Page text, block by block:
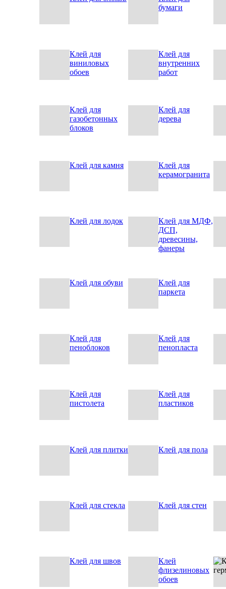
бумаги
Клей для
виниловых
обоев
Клей для
внутренних
работ
Клей для
газобетонных
блоков
Клей для
дерева
Клей для камня
Клей для
керамогранита
Клей для лодок
Клей для МДФ,
ДСП,
древесины,
фанеры
Клей для обуви
Клей для
паркета
Клей для
пеноблоков
Клей для
пенопласта
Клей для
пистолета
Клей для
пластиков
Клей для плитки Клей для пола
Клей для стекла Клей для стен
Клей для швов
Клей
флизелиновых
обоев